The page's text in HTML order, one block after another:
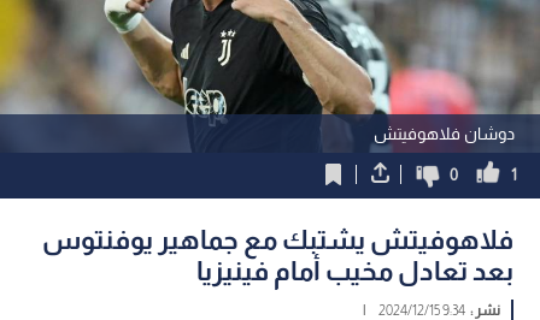
دوشان فلاهوفيتش
1
0
فلاهوفيتش يشتبك مع جماهير يوفنتوس
بعد تعادل مخيب أمام فينيزيا
نشر :9:34 2024/12/15
|